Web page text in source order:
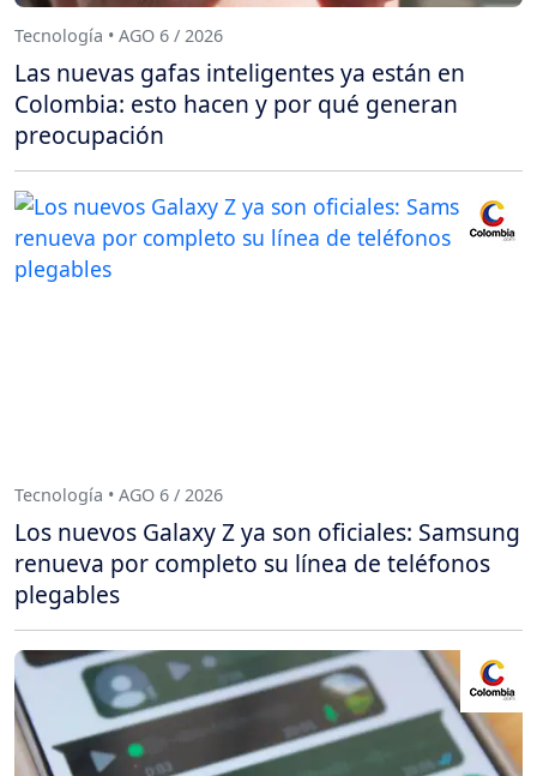
Tecnología • AGO 6 / 2026
Las nuevas gafas inteligentes ya están en
Colombia: esto hacen y por qué generan
preocupación
Tecnología • AGO 6 / 2026
Los nuevos Galaxy Z ya son oficiales: Samsung
renueva por completo su línea de teléfonos
plegables